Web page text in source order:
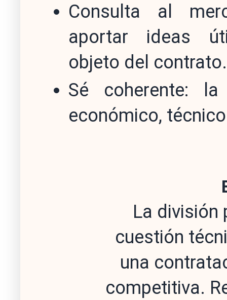
Consulta al
aportar ideas
objeto del contrato.
Sé coherente:
económico,
La división
cuestión
una
competitiva.